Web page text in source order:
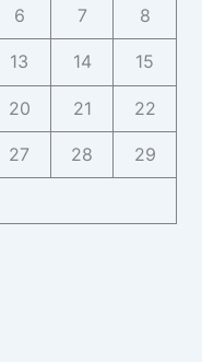
6 7 8
13 14 15
20 21 22
27 28 29